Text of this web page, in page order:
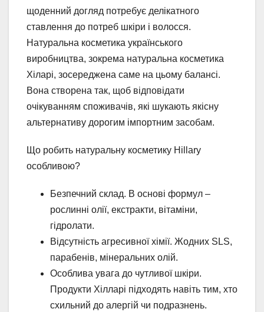
щоденний догляд потребує делікатного
ставлення до потреб шкіри і волосся.
Натуральна косметика українського
виробництва, зокрема натуральна косметика
Хіларі, зосереджена саме на цьому балансі.
Вона створена так, щоб відповідати
очікуванням споживачів, які шукають якісну
альтернативу дорогим імпортним засобам.
Що робить натуральну косметику Hillary
особливою?
Безпечний склад. В основі формул –
рослинні олії, екстракти, вітаміни,
гідролати.
Відсутність агресивної хімії. Жодних SLS,
парабенів, мінеральних олій.
Особлива увага до чутливої шкіри.
Продукти Хілларі підходять навіть тим, хто
схильний до алергій чи подразнень.